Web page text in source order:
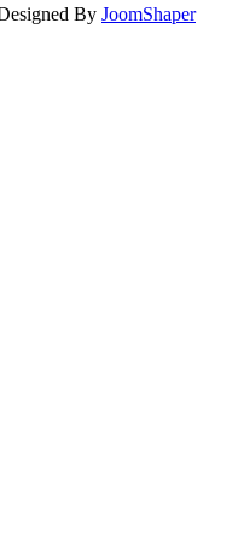
By JoomShaper